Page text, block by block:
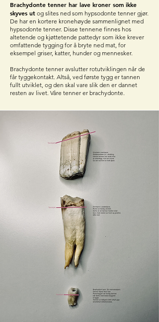
Brachydonte tenner har lave kroner som ikke
skyves ut og slites ned som hypsodonte tenner gjør.
De har en kortere kronehøyde sammenlignet med
hypsodonte tenner. Disse tennene finnes hos
altetende og kjøttetende pattedyr som ikke krever
omfattende tygging for å bryte ned mat, for
eksempel griser, katter, hunder og mennesker.
Brachydonte tenner avslutter rotutviklingen når de
får tyggekontakt. Altså, ved første tygg er tannen
fullt utviklet, og den skal vare slik den er dannet
resten av livet. Våre tenner er brachydonte.